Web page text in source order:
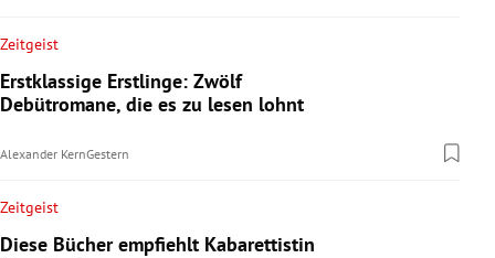
Zeitgeist
Erstklassige Erstlinge: Zwölf
Debütromane, die es zu lesen lohnt
Alexander KernGestern
Zeitgeist
Diese Bücher empfiehlt Kabarettistin